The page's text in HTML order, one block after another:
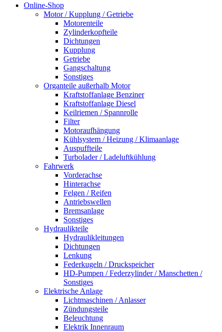
Online-Shop
Motor / Kupplung / Getriebe
Motorenteile
Zylinderkopfteile
Dichtungen
Kupplung
Getriebe
Gangschaltung
Sonstiges
Organteile außerhalb Motor
Kraftstoffanlage Benziner
Kraftstoffanlage Diesel
Keilriemen / Spannrolle
Filter
Motoraufhängung
Kühlsystem / Heizung / Klimaanlage
Auspuffteile
Turbolader / Ladeluftkühlung
Fahrwerk
Vorderachse
Hinterachse
Felgen / Reifen
Antriebswellen
Bremsanlage
Sonstiges
Hydraulikteile
Hydraulikleitungen
Dichtungen
Lenkung
Federkugeln / Druckspeicher
HD-Pumpen / Federzylinder / Manschetten /
Sonstiges
Elektrische Anlage
Lichtmaschinen / Anlasser
Zündungsteile
Beleuchtung
Elektrik Innenraum